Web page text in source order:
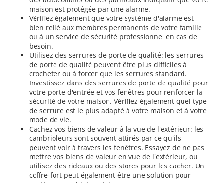
maison est protégée par une alarme.
Vérifiez également que votre système d'alarme est
bien relié aux membres permanents de votre famille
ou à un service de sécurité professionnel en cas de
besoin.
Utilisez des serrures de porte de qualité: les serrures
de porte de qualité peuvent être plus difficiles à
crocheter ou à forcer que les serrures standard.
Investissez dans des serrures de porte de qualité pour
votre porte d'entrée et vos fenêtres pour renforcer la
sécurité de votre maison. Vérifiez également quel type
de serrure est le plus adapté à votre maison et à votre
mode de vie.
Cachez vos biens de valeur à la vue de l'extérieur: les
cambrioleurs sont souvent attirés par ce qu'ils
peuvent voir à travers les fenêtres. Essayez de ne pas
mettre vos biens de valeur en vue de l'extérieur, ou
utilisez des rideaux ou des stores pour les cacher. Un
coffre-fort peut également être une solution pour